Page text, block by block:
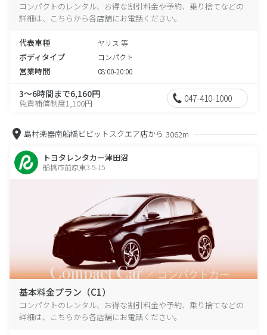
コンパクトのレンタル、お得な割引料金や予約、乗り捨てなどの
詳細は、こちらから各店舗にお電話ください。
代表車種 ヤリス 等
ボディタイプ コンパクト
営業時間 08:00-20:00
3～6時間まで6,160円
免責補償制度1,100円 047-410-1000
島村楽器南船橋ビビットスクエア店から 3062m
トヨタレンタカー津田沼
船橋市前原東3-5-15
基本料金プラン（C1）
コンパクトのレンタル、お得な割引料金や予約、乗り捨てなどの
詳細は、こちらから各店舗にお電話ください。